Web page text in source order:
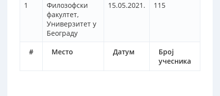
# Место Датум
Број
учесника
1
Филозофски
факултет,
Универзитет у
Београду
15.05.2021. 115